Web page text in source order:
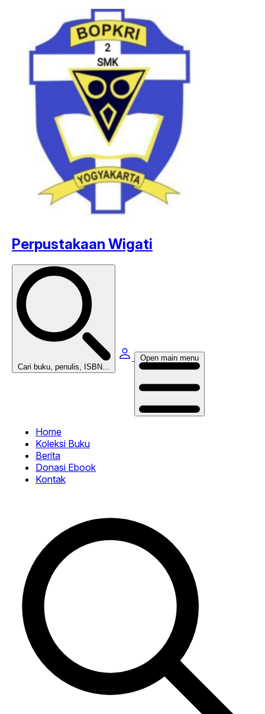
Perpustakaan Wigati
Cari buku, penulis, ISBN...
Open main menu
Home
Koleksi Buku
Berita
Donasi Ebook
Kontak